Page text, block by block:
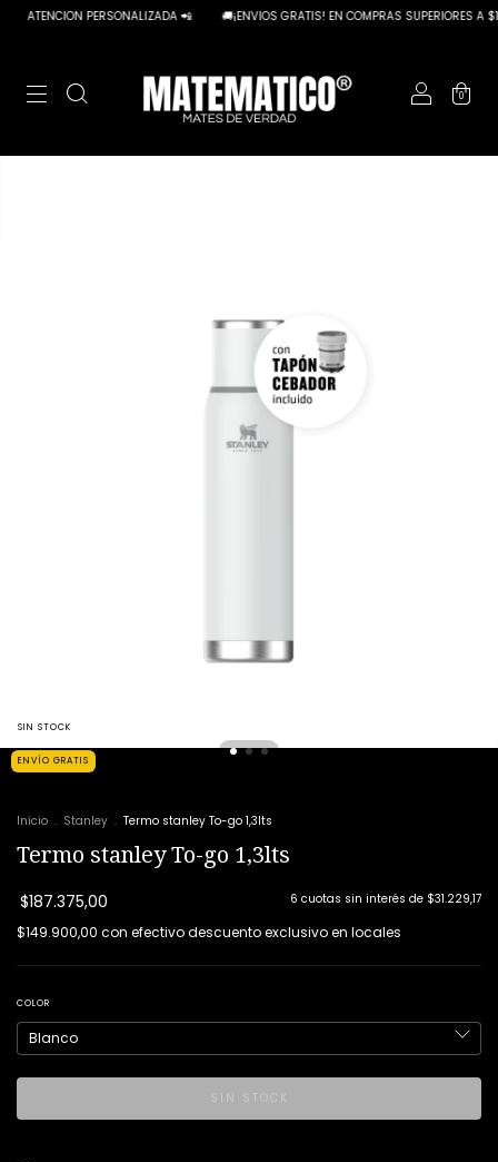
ATENCION PERSONALIZADA 📲 🚚¡ENVIOS GRATIS! EN COMPRAS SUPERIORES A
0
SIN STOCK
ENVÍO GRATIS
Inicio . Stanley . Termo stanley To-go 1,3lts
Termo stanley To-go 1,3lts
$187.375,00 6 cuotas sin interés de $31.229,17
$149.900,00 con efectivo descuento exclusivo en locales
COLOR